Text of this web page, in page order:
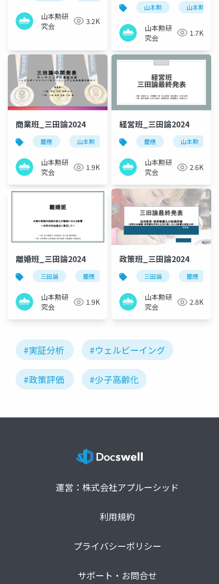
山本勲研
究会
3.2K
山本勲 山本勲研究
山本勲研
究会
1.7K
商業班_三田論2024
慶應 山本勲 山本勲研究会 計量経済
山本勲研
究会
1.9K
経営班_三田論2024
慶應 山本勲
山本勲研
究会
2.6K
離婚班_三田論2024
三田論 慶應 山本勲 山本勲研究会
山本勲研
究会
1.9K
政策班_三田論2024
三田論 慶應
山本勲研
究会
2.8K
#実証分析 #ウェルビーイング
#政策評価 #少子高齢化
運営：株式会社アプルーシッド
利用規約
プライバシーポリシー
サポート・お問合せ